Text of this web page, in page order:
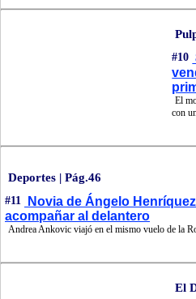
#10
El
con
Deportes | Pág.46
#11
Novia de Ángelo
acompañar al delantero
Andrea Ankovic viajó en el mismo vuelo de la
El